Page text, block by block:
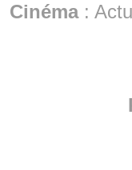
Cinéma: